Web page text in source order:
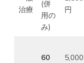
治療
(併
用の
み)
円
60
5,000